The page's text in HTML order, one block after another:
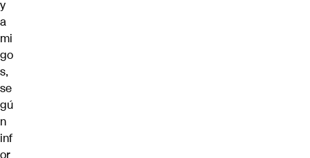
y
a
mi
go
s,
se
gú
n
inf
or